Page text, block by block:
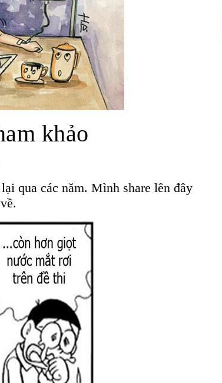
khảo
qua các năm. Mình share lên đây